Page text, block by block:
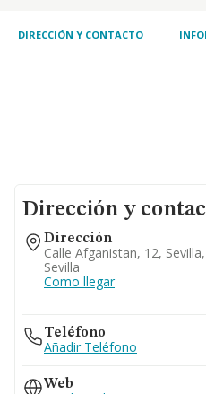
DIRECCIÓN Y CONTACTO
Dirección y
Dirección
Calle Afganistan, 12,
Sevilla
Como llegar
Teléfono
Añadir Teléfono
Web